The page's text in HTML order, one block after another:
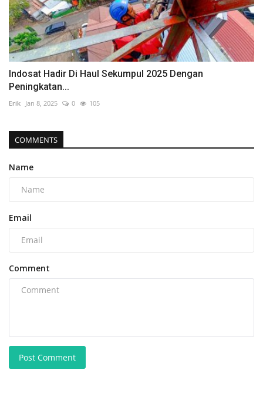
Indosat Hadir Di Haul Sekumpul 2025 Dengan
Peningkatan...
Erik Jan 8, 2025 0 105
COMMENTS
Name
Email
Comment
Post Comment